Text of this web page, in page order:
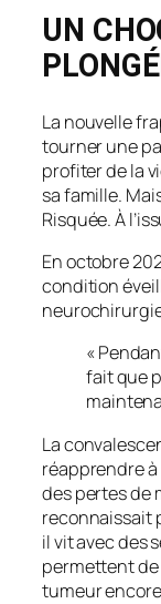
UN
La nouvelle
tourner une
profiter de la
sa famille.
Risquée. À
En octobre
condition
«
fait que
La
réapprendre à
des pertes de
reconnaissait
il vit avec des
permettent de
tumeur